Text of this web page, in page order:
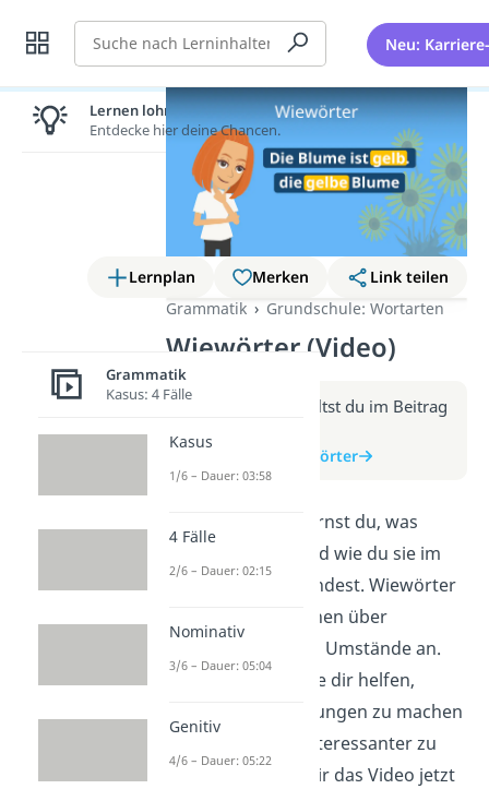
Suche Neu:
Lernplan Merken
Link teilen
Grammatik
Grundschule: Wortarten
Wiewörter (Video)
Weitere Infos erhältst du im Beitrag
zum Video
zum Beitrag: Wiewörter
In diesem Video lernst du, was
Wiewörter sind und wie du sie im
Satz richtig verwendest. Wiewörter
geben Informationen über
Eigenschaften und Umstände an.
Du erfährst, wie sie dir helfen,
genaue Beschreibungen zu machen
und deine Texte interessanter zu
gestalten. Schau dir das Video jetzt
Lernen lohnt sich!
Entdecke hier deine Chancen.
Grammatik
Kasus: 4 Fälle
Kasus
1/6 – Dauer: 03:58
4 Fälle
2/6 – Dauer: 02:15
Nominativ
3/6 – Dauer: 05:04
Genitiv
4/6 – Dauer: 05:22